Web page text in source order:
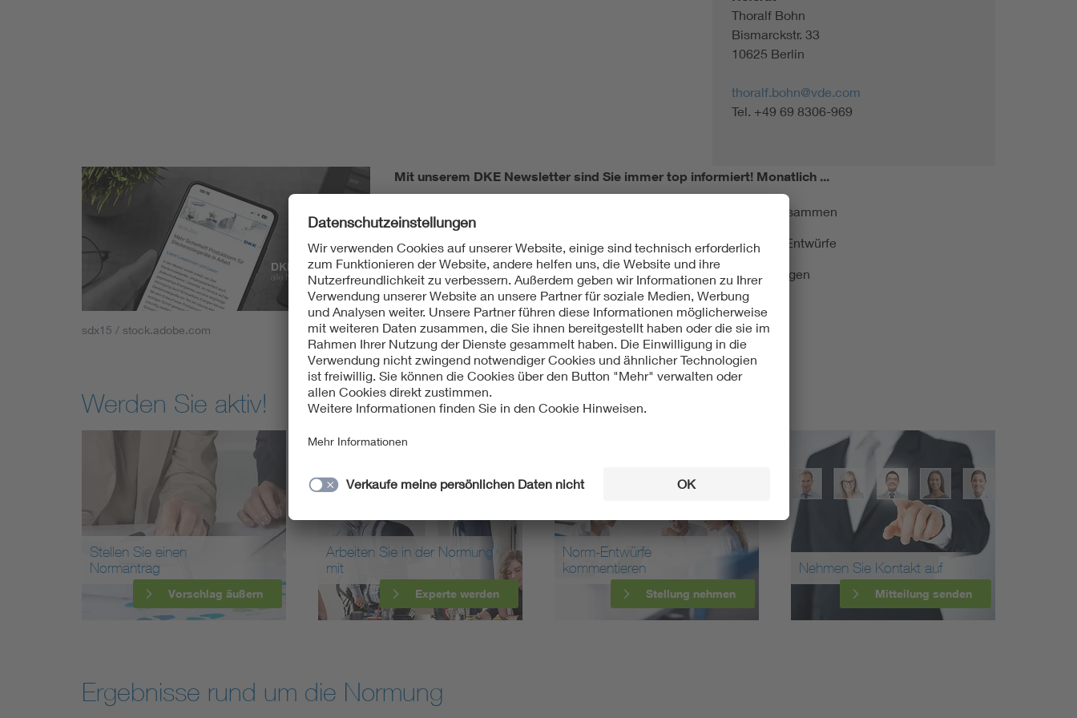
Thoralf Bohn
Bismarckstr. 33
10625 Berlin
thoralf.bohn@vde.com
Tel. +49 69 8306-969
sdx15 / stock.adobe.com
Mit unserem DKE Newsletter sind Sie immer top informiert! Monatlich ...
fassen wir die wichtigsten Entwicklungen in der Normung kurz zusammen
berichten wir über aktuelle Arbeitsergebnisse, Publikationen und Entwürfe
informieren wir Sie bereits frühzeitig über zukünftige Veranstaltungen
Ich möchte den DKE Newsletter erhalten!
Werden Sie aktiv!
Stellen Sie einen
Normantrag
Vorschlag äußern
Arbeiten Sie in der Normung
mit
Experte werden
Norm-Entwürfe
kommentieren
Stellung nehmen
Nehmen Sie Kontakt auf
Mitteilung senden
Ergebnisse rund um die Normung